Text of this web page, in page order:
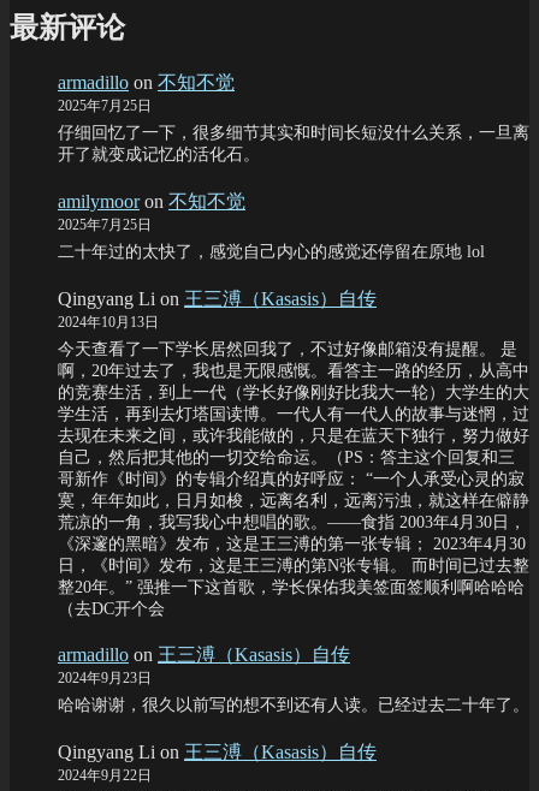
最新评论
armadillo on 不知不觉
2025年7月25日
仔细回忆了一下，很多细节其实和时间长短没什么关系，一旦离
开了就变成记忆的活化石。
amilymooron 不知不觉
2025年7月25日
二十年过的太快了，感觉自己内心的感觉还停留在原地 lol
Qingyang Li on 王三溥（Kasasis）自传
2024年10月13日
今天查看了一下学长居然回我了，不过好像邮箱没有提醒。 是
啊，20年过去了，我也是无限感慨。看答主一路的经历，从高中
的竞赛生活，到上一代（学长好像刚好比我大一轮）大学生的大
学生活，再到去灯塔国读博。一代人有一代人的故事与迷惘，过
去现在未来之间，或许我能做的，只是在蓝天下独行，努力做好
自己，然后把其他的一切交给命运。（PS：答主这个回复和三
哥新作《时间》的专辑介绍真的好呼应： “一个人承受心灵的寂
寞，年年如此，日月如梭，远离名利，远离污浊，就这样在僻静
荒凉的一角，我写我心中想唱的歌。——食指 2003年4月30日，
《深邃的黑暗》发布，这是王三溥的第一张专辑； 2023年4月30
日，《时间》发布，这是王三溥的第N张专辑。 而时间已过去整
整20年。” 强推一下这首歌，学长保佑我美签面签顺利啊哈哈哈
（去DC开个会
armadillo on 王三溥（Kasasis）自传
2024年9月23日
哈哈谢谢，很久以前写的想不到还有人读。已经过去二十年了。
Qingyang Li on 王三溥（Kasasis）自传
2024年9月22日